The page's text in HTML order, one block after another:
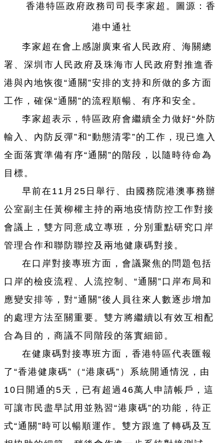
香港特區政府政務司司長李家超。圖源：香
港中通社
李家超在會上感謝廣東省人民政府、海關總
署、深圳市人民政府及珠海市人民政府對推進香
港與內地恢復“通關”安排的支持和所做的多方面
工作，確保“通關”的流程順暢、有序和安全。
李家超表示，特區政府會繼續全力做好“外防
輸入、內防反彈”和“動態清零”的工作，現已進入
全面落實準備有序“通關”的階段，以隨時待命為
目標。
早前在11月25日舉行、由國務院港澳事務辦
公室副主任黃柳權主持的兩地疫情防控工作對接
會議上，雙方同意成立專班，分別重點研究口岸
管理合作和聯防聯控及兩地健康碼對接。
在口岸對接專班方面，會議聚焦的問題包括
口岸的檢疫流程、人流控制、“通關”口岸布局和
應變安排等，對“通關”後人員往來人數逐步增加
的處理方法至關重要。雙方將繼續以有效互相配
合為目的，商議不同階段的落實細節。
在健康碼對接專班方面，香港特區代表匯報
了“香港健康碼”（“港康碼”）系統開通情況，由
10日開通的5天，已有超過46萬人申請帳戶，這
可讓市民盡早試用並熟習“港康碼”的功能，待正
式“通關”時可以暢順運作。雙方跟進了轉碼及互